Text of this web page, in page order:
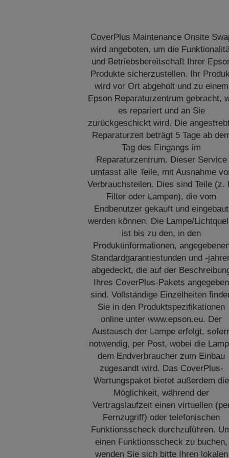
CoverPlus Maintenance Onsite
wird angeboten, um die
und Betriebsbereitschaft Ihrer
Produkte sicherzustellen. Ihr
wird vor Ort abgeholt und zu einem
Epson Reparaturzentrum gebracht,
es repariert und an Sie
zurückgeschickt wird. Die
Reparaturzeit beträgt 5 Tage ab
Tag des Eingangs im
Reparaturzentrum. Dieser Service
umfasst alle Teile, mit Ausnahme
Verbrauchsteilen. Dies sind Teile (z.
Filter oder Lampen), die vom
Endbenutzer gekauft und eingebaut
werden können. Die Lampe/
ist bis zu den, in den
Produktinformationen,
Standardgarantiestunden und -
abgedeckt, die auf der
Ihres CoverPlus-Pakets angegeben
sind. Vollständige Einzelheiten
Sie in den Produktspezifikationen
online unter www.epson.eu. Der
Austausch der Lampe erfolgt,
notwendig, per Post, wobei die
dem Endverbraucher zum Einbau
zugesandt wird. Das CoverPlus-
Wartungspaket bietet außerdem die
Möglichkeit, während der
Vertragslaufzeit einen virtuellen
Fernzugriff) oder telefonischen
Funktionsscheck durchzuführen.
einen Funktionsscheck zu buchen,
wenden Sie sich bitte Ihren lokalen